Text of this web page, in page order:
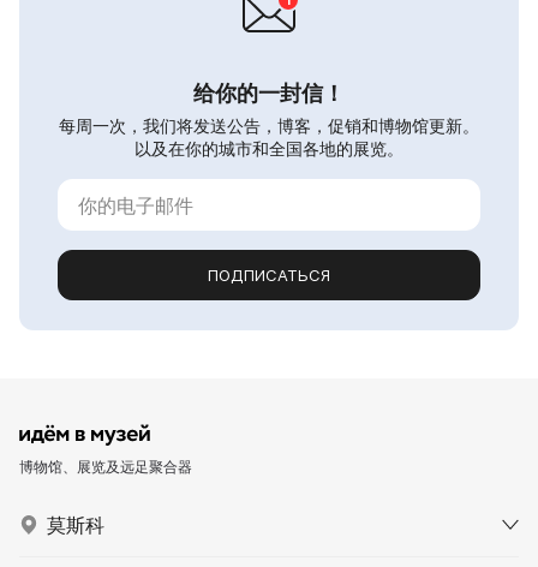
给你的一封信！
每周一次，我们将发送公告，博客，促销和博物馆更新。
以及在你的城市和全国各地的展览。
ПОДПИСАТЬСЯ
博物馆、展览及远足聚合器
莫斯科